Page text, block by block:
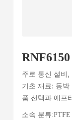
RNF6150
주로 통신 설비
기초 재료: 동박
품 선택과 애프
소속 분류: